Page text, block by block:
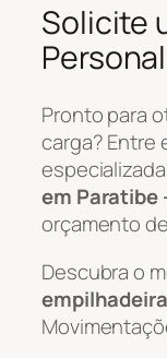
Solicite
Pronto para
carga? Entre
em Paratibe
orçamento
Descubra o
empilhadeira